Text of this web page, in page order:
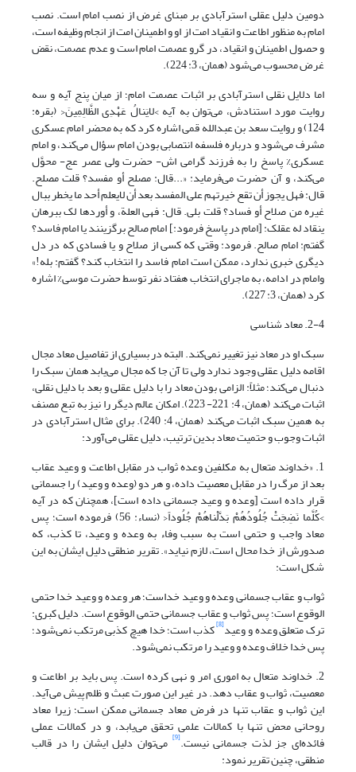
دومین دلیل عقلی استرآبادی بر مبنای غرض از نصب امام است. نصب
امام به منظور اطاعت و انقیاد امت از او و اطمینان امت از انجام وظیفه است،
و حصول اطمینان و انقیاد، در گرو عصمت امام است و عدم عصمت، نقض
غرض محسوب می‌شود (همان، 3: 224).
اما دلایل نقلی استرآبادی بر اثبات عصمت امام؛ از میان پنج آیه و سه
روایت مورد استنادش، می‌توان به آیه >لایَنالُ عَهْدِی الظَّالِمِینَ< (بقره:
124) و روایت سعد بن عبدالله قمی اشاره کرد که به محضر امام عسکری
مشرف می‌شود و درباره فلسفه انتصابی بودن امام سؤال می‌کند، و امام
عسکری% پاسخ را به فرزند گرامی اش- حضرت ولی عصر عج- محوَّل
می‌کند، و آن حضرت می‌فرماید: «...قال: مصلح أو مفسد؟ قلت مصلح.
قال: فهل یجوز أن تقع خیرتهم على المفسد بعد أن لایعلم أحد ما یخطر ببال
غیره من صلاح أو فساد؟ قلت بلى. قال: فهی العلة، و أوردها لک ببرهان
ینقاد له عقلک‏: [امام در پاسخ فرمود:] امام صالح برگزینند یا امام فاسد؟
گفتم: امام صالح. فرمود: وقتی که کسی از صلاح و یا فسادی که در دل
دیگری خبری ندارد، ممکن است امام فاسد را انتخاب کند؟ گفتم: بله!»
وامام در ادامه، به ماجرای انتخاب هفتاد نفر توسط حضرت موسی% اشاره
کرد (همان، 3: 227).
2-4. معاد شناسی
سبک او در معاد نیز تغییر نمی‌کند. البته در بسیاری از تفاصیل معاد مجال
اقامه دلیل عقلی وجود ندارد ولی تا آن جا که مجال می‌یابد همان سبک را
دنبال می‌کند؛ مثلاً: الزامی بودن معاد را با دلیل عقلی و بعد با دلیل نقلی،
اثبات می‌کند (همان، 4: 221- 223). امکان عالم دیگر را نیز به تبع مصنف
به همین سبک اثبات می‌کند (همان، 4: 240). برای مثال استرآبادی در
اثبات وجوب و حتمیت معاد بدین ترتیب، دلیل عقلی می‌آورد:
1. «خداوند متعال به مکلفین وعده ثواب در مقابل اطاعت و وعید عقاب
بعد از مرگ را در مقابل معصیت داده، و هر دو (وعده و وعید) را جسمانی
قرار داده است [وعده و وعید جسمانی داده است]، همچنان که در آیه
>کُلَّما نَضِجَتْ جُلُودُهُمْ بَدَّلْناهُمْ جُلُوداً< (نساء: 56) فرموده است؛ پس
معاد واجب و حتمی است به سبب وفاء به وعده و وعید، تا کذب، که
صدورش از خدا محال است، لازم نیاید». تقریر منطقی دلیل ایشان به این
شکل است:
ثواب و عقاب جسمانی وعده و وعید خداست؛ هر وعده و وعید خدا حتمی
الوقوع است؛ پس ثواب و عقاب جسمانی حتمی الوقوع است. دلیل کبری:
ترک متعلق وعده و وعید[8] کذب است؛ خدا هیچ کذبی مرتکب نمی‌شود؛
پس خدا خلاف وعده و وعید را مرتکب نمی‌شود.
2. خداوند متعال به اموری امر و نهی کرده است. پس باید بر اطاعت و
معصیت، ثواب و عقاب دهد. در غیر این صورت عبث و ظلم پیش می‌آید.
این ثواب و عقاب تنها در فرض معاد جسمانی ممکن است؛ زیرا معاد
روحانی محض تنها با کمالات علمی تحقق می‌یابد، و در کمالات عملی
فائده‌ای جز لذت جسمانی نیست.[9] می‌توان دلیل ایشان را در قالب
منطقی، چنین تقریر نمود: